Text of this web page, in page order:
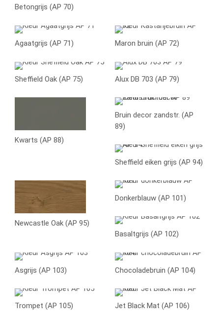
Betongrijs (AP 70)
Agaatgrijs (AP 71) Maron bruin (AP 72)
Sheffield Oak (AP 75) Alux DB 703 (AP 79)
Kwarts (AP 88)
Bruin decor zandstr. (AP
89)
Sheffield eiken grijs (AP 94)
Newcastle Oak (AP 95)
Donkerblauw (AP 101)
Basaltgrijs (AP 102)
Asgrijs (AP 103) Chocoladebruin (AP 104)
Trompet (AP 105) Jet Black Mat (AP 106)